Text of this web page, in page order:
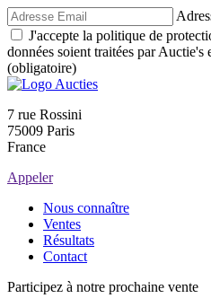
J'accepte la politique de
données soient traitées par Auctie's
(obligatoire)
7 rue Rossini
75009 Paris
France
Appeler
Nous connaître
Ventes
Résultats
Contact
Participez à notre prochaine vente